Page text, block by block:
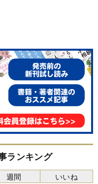
ランキング
週間 いいね